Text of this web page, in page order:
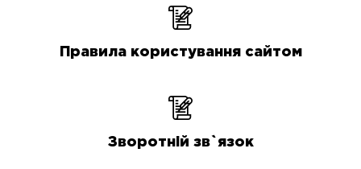
Правила користування сайтом
Зворотній зв`язок